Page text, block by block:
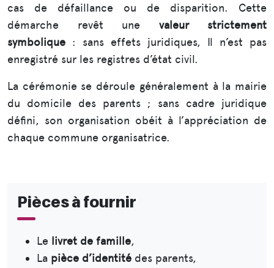
cas de défaillance ou de disparition. Cette
démarche revêt une valeur strictement
symbolique : sans effets juridiques, Il n’est pas
enregistré sur les registres d’état civil.
La cérémonie se déroule généralement à la mairie
du domicile des parents ; sans cadre juridique
défini, son organisation obéit à l’appréciation de
chaque commune organisatrice.
Pièces à fournir
Le livret de famille,
La pièce d’identité des parents,